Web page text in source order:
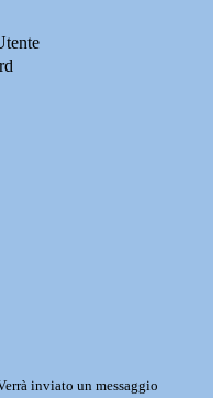
inviato un messaggio